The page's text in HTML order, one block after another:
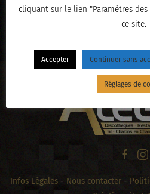
Infos Légales - Nous contacter -
cliquant sur le lien "Paramètres
ce site.
Accepter Continuer sans
Réglages de